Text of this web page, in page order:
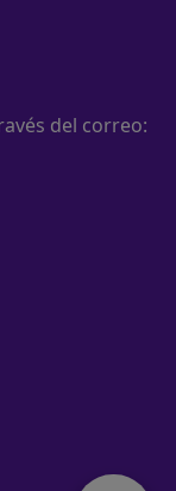
del correo: